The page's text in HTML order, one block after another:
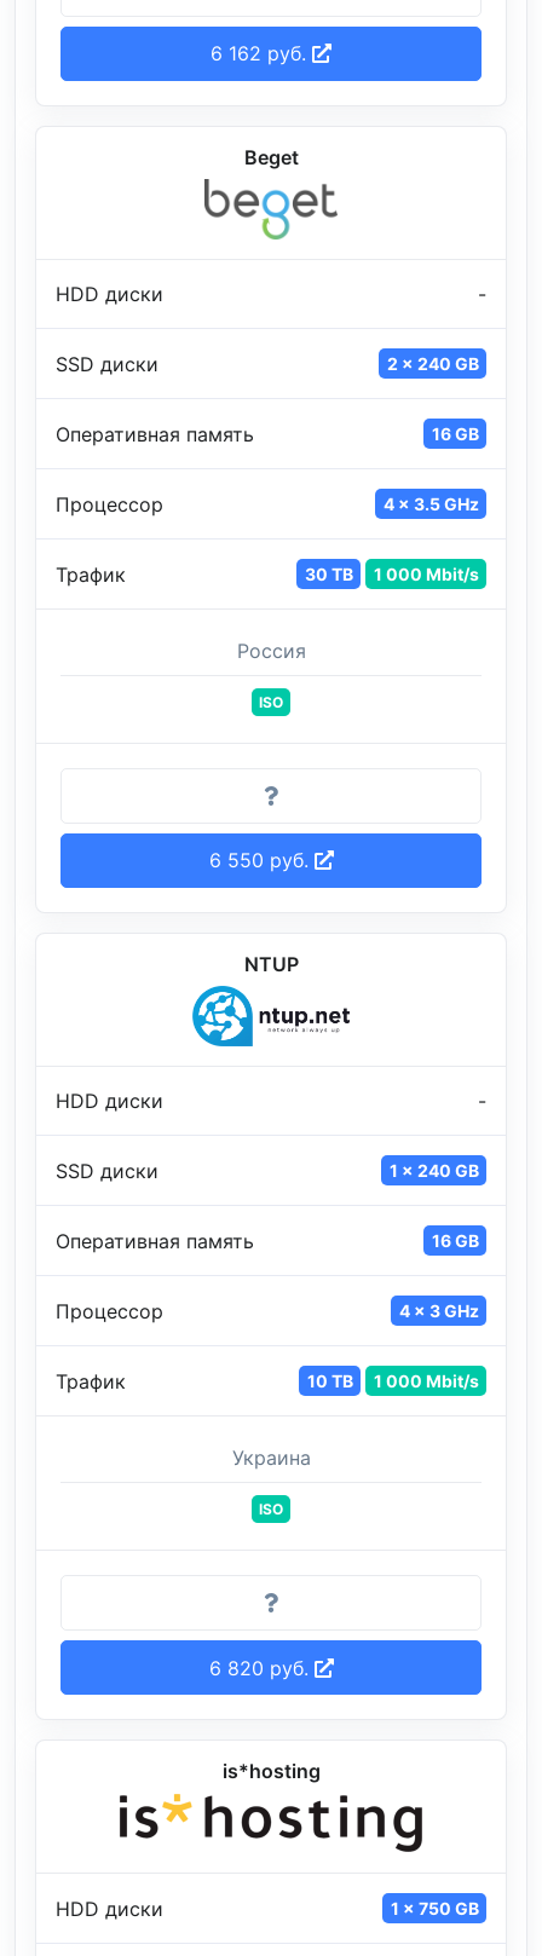
6 162 руб.
Beget
HDD диски -
SSD диски 2 x 240 GB
Оперативная память 16 GB
Процессор 4 x 3.5 GHz
Трафик 30 TB 1 000 Mbit/s
Россия
ISO
6 550 руб.
NTUP
HDD диски -
SSD диски 1 x 240 GB
Оперативная память 16 GB
Процессор 4 x 3 GHz
Трафик 10 TB 1 000 Mbit/s
Украина
ISO
6 820 руб.
is*hosting
HDD диски 1 x 750 GB